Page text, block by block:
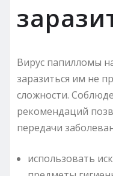
Вирус папилломы
заразиться им не
сложности.
рекомендаций
передачи
использовать